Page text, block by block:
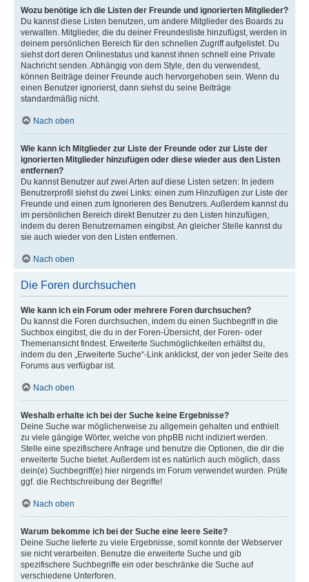
Wozu benötige ich die Listen der Freunde und ignorierten Mitglieder?
Du kannst diese Listen benutzen, um andere Mitglieder des Boards zu
verwalten. Mitglieder, die du deiner Freundesliste hinzufügst, werden in
deinem persönlichen Bereich für den schnellen Zugriff aufgelistet. Du
siehst dort deren Onlinestatus und kannst ihnen schnell eine Private
Nachricht senden. Abhängig von dem Style, den du verwendest,
können Beiträge deiner Freunde auch hervorgehoben sein. Wenn du
einen Benutzer ignorierst, dann siehst du seine Beiträge
standardmäßig nicht.
Nach oben
Wie kann ich Mitglieder zur Liste der Freunde oder zur Liste der
ignorierten Mitglieder hinzufügen oder diese wieder aus den Listen
entfernen?
Du kannst Benutzer auf zwei Arten auf diese Listen setzen: In jedem
Benutzerprofil siehst du zwei Links: einen zum Hinzufügen zur Liste der
Freunde und einen zum Ignorieren des Benutzers. Außerdem kannst du
im persönlichen Bereich direkt Benutzer zu den Listen hinzufügen,
indem du deren Benutzernamen eingibst. An gleicher Stelle kannst du
sie auch wieder von den Listen entfernen.
Nach oben
Die Foren durchsuchen
Wie kann ich ein Forum oder mehrere Foren durchsuchen?
Du kannst die Foren durchsuchen, indem du einen Suchbegriff in die
Suchbox eingibst, die du in der Foren-Übersicht, der Foren- oder
Themenansicht findest. Erweiterte Suchmöglichkeiten erhältst du,
indem du den „Erweiterte Suche“-Link anklickst, der von jeder Seite des
Forums aus verfügbar ist.
Nach oben
Weshalb erhalte ich bei der Suche keine Ergebnisse?
Deine Suche war möglicherweise zu allgemein gehalten und enthielt
zu viele gängige Wörter, welche von phpBB nicht indiziert werden.
Stelle eine spezifischere Anfrage und benutze die Optionen, die dir die
erweiterte Suche bietet. Außerdem ist es natürlich auch möglich, dass
dein(e) Suchbegriff(e) hier nirgends im Forum verwendet wurden. Prüfe
ggf. die Rechtschreibung der Begriffe!
Nach oben
Warum bekomme ich bei der Suche eine leere Seite?
Deine Suche lieferte zu viele Ergebnisse, somit konnte der Webserver
sie nicht verarbeiten. Benutze die erweiterte Suche und gib
spezifischere Suchbegriffe ein oder beschränke die Suche auf
verschiedene Unterforen.